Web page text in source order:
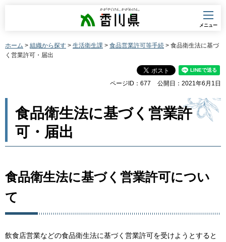
香川県
メニュー
ホーム > 組織から探す > 生活衛生課 > 食品営業許可等手続 > 食品衛生法に基づ
く営業許可・届出
ページID：677 公開日：2021年6月1日
食品衛生法に基づく営業許
可・届出
食品衛生法に基づく営業許可につい
て
飲食店営業などの食品衛生法に基づく営業許可を受けようとすると